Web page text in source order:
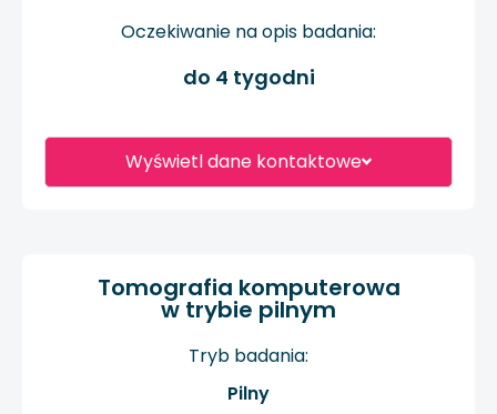
Wyświetl dane kontaktowe
Oczekiwanie na opis badania:
do 4 tygodni
Tomografia komputerowa
w trybie pilnym
Tryb badania:
Pilny